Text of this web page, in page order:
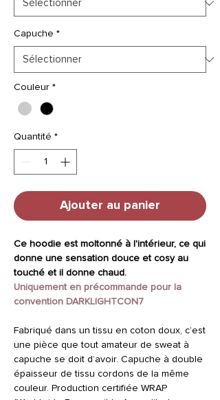
Capuche *
Couleur *
Quantité *
Ajouter au panier
Ce hoodie est moltonné à l'intérieur, ce qui
donne une sensation douce et cosy au
touché et il donne chaud.
Uniquement en précommande pour la
convention DARKLIGHTCON7
Fabriqué dans un tissu en coton doux, c’est
une pièce que tout amateur de sweat à
capuche se doit d’avoir. Capuche à double
épaisseur de tissu cordons de la même
couleur. Production certifiée WRAP